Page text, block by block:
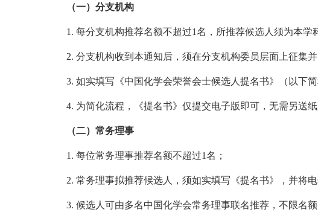
（一）分支机构
1. 每分支机构推荐名额不超过1名，所推荐候选人须为本学
2. 分支机构收到本通知后，须在分支机构委员层面上征集
3. 如实填写《中国化学会荣誉会士候选人提名书》（以下
4. 为简化流程，《提名书》仅提交电子版即可，无需另送纸
（二）常务理事
1. 每位常务理事推荐名额不超过1名；
2. 常务理事拟推荐候选人，须如实填写《提名书》，并将
3. 候选人可由多名中国化学会常务理事联名推荐，不限名额